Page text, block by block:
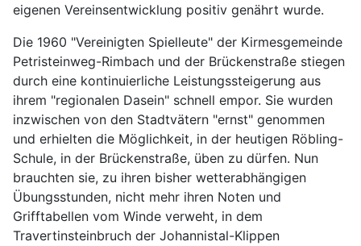
eigenen Vereinsentwicklung positiv genährt wurde.
Die 1960 "Vereinigten Spielleute" der Kirmesgemeinde
Petristeinweg-Rimbach und der Brückenstraße stiegen
durch eine kontinuierliche Leistungssteigerung aus
ihrem "regionalen Dasein" schnell empor. Sie wurden
inzwischen von den Stadtvätern "ernst" genommen
und erhielten die Möglichkeit, in der heutigen Röbling-
Schule, in der Brückenstraße, üben zu dürfen. Nun
brauchten sie, zu ihren bisher wetterabhängigen
Übungsstunden, nicht mehr ihren Noten und
Grifftabellen vom Winde verweht, in dem
Travertinsteinbruch der Johannistal-Klippen